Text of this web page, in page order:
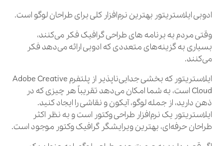
ادوبی ایلاستریتور بهترین نرم‌افزار کلی برای طراحان لوگو است.
وقتی مردم به برنامه‌ های طراحی گرافیک فکر می‌کنند،
بسیاری به گزینه‌های متعددی که ادوبی ارائه می‌دهد فکر
می‌کنند.
ایلاستریتور که بخشی جدایی‌ناپذیر از پلتفرم Adobe Creative
Cloud است، به شما امکان می‌دهد تقریباً هر چیزی که در
ذهن دارید، از جمله لوگو، آیکون و نقاشی را ایجاد کنید.
ایلاستریتور یک نرم‌افزار طراحی وکتور است و به نظر اکثر
طراحان حرفه‌ای، بهترین ویرایشگر گرافیک وکتور موجود است.